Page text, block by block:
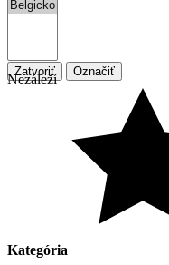
Zatvoriť Označiť
Nezáleží
Kategória